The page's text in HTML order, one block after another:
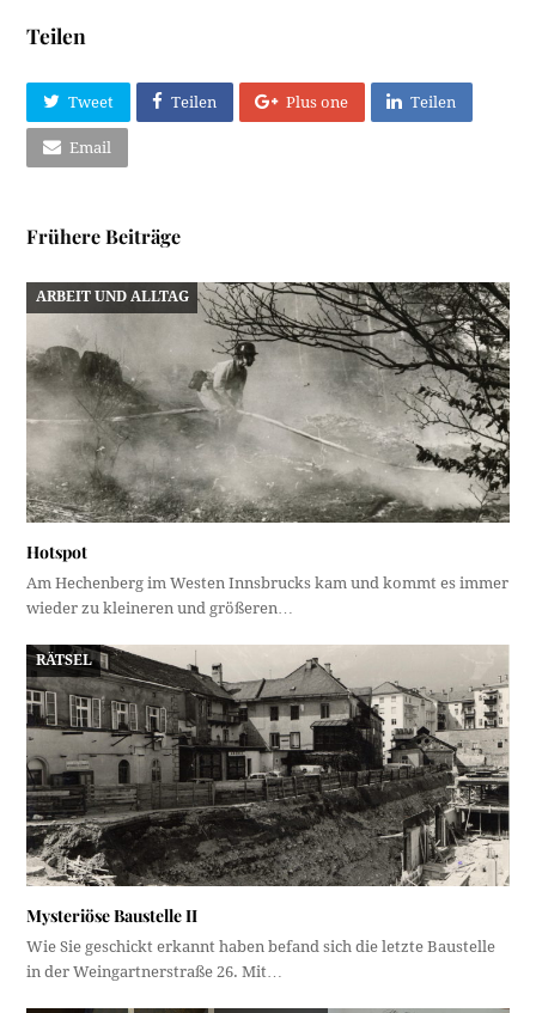
Teilen
Tweet Teilen Plus one Teilen
Email
Frühere Beiträge
ARBEIT UND ALLTAG
Hotspot
Am Hechenberg im Westen Innsbrucks kam und kommt es immer
wieder zu kleineren und größeren…
RÄTSEL
Mysteriöse Baustelle II
Wie Sie geschickt erkannt haben befand sich die letzte Baustelle
in der Weingartnerstraße 26. Mit…